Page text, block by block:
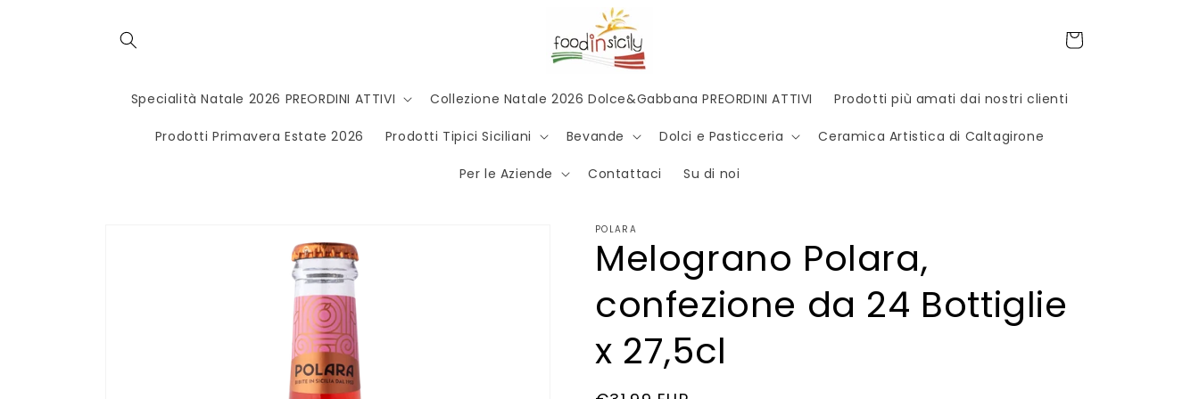
Specialità Natale 2026 PREORDINI ATTIVI Collezione Natale 2026 Dolce&Gabbana PREORDINI ATTIVI Prodotti più amati dai nostri clienti
Prodotti Primavera Estate 2026 Prodotti Tipici Siciliani Bevande Dolci e Pasticceria Ceramica Artistica di Caltagirone
Per le Aziende Contattaci Su di noi
Carrello
POLARA
Melograno Polara,
confezione da 24 Bottiglie
x 27,5cl